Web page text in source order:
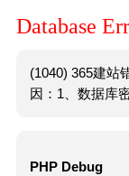
Database
(1040) 365建站
因：1、数据库
PHP Debug